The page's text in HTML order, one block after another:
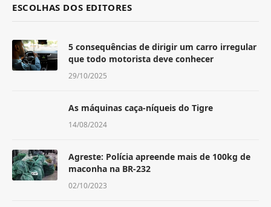
ESCOLHAS DOS EDITORES
5 consequências de dirigir um carro irregular
que todo motorista deve conhecer
29/10/2025
As máquinas caça-níqueis do Tigre
14/08/2024
Agreste: Polícia apreende mais de 100kg de
maconha na BR-232
02/10/2023